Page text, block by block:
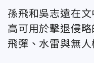
孫飛和吳志遠在
高可用於擊退侵
飛彈、水雷與無人